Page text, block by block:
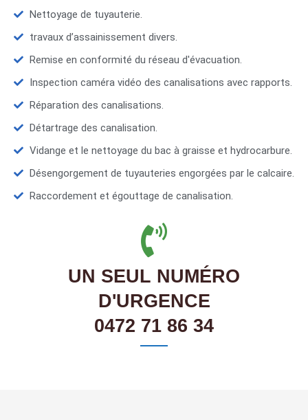
Nettoyage de tuyauterie.
travaux d’assainissement divers.
Remise en conformité du réseau d'évacuation.
Inspection caméra vidéo des canalisations avec rapports.
Réparation des canalisations.
Détartrage des canalisation.
Vidange et le nettoyage du bac à graisse et hydrocarbure.
Désengorgement de tuyauteries engorgées par le calcaire.
Raccordement et égouttage de canalisation.
UN SEUL NUMÉRO
D'URGENCE
0472 71 86 34